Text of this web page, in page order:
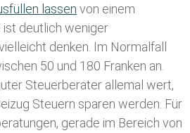
lassen von einem
ist deutlich weniger
denken. Im Normalfall
50 und 180 Franken an.
Steuerberater allemal wert,
Steuern sparen werden. Für
gerade im Bereich von